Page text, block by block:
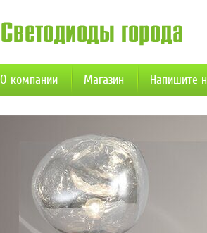
О компании Магазин Напишите